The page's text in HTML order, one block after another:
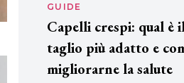
GUIDE
Capelli crespi: qual è
taglio più adatto e
migliorarne la salute